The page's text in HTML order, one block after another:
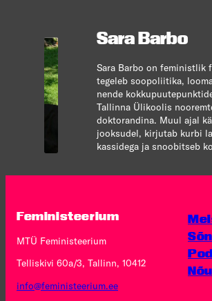
Sara Barbo
Sara Barbo on feministlik
tegeleb soopoliitika,
nende
Tallinna Ülikoolis
doktorandina. Muul ajal
jooksudel, kirjutab kurbi
kassidega ja snoobitseb
Feministeerium
MTÜ Feministeerium
Telliskivi 60a/3, Tallinn, 10412
info@feministeerium.ee